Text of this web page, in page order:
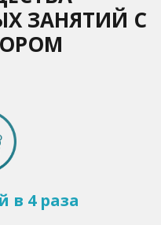
ЗАНЯТИЙ С
в 4 раза